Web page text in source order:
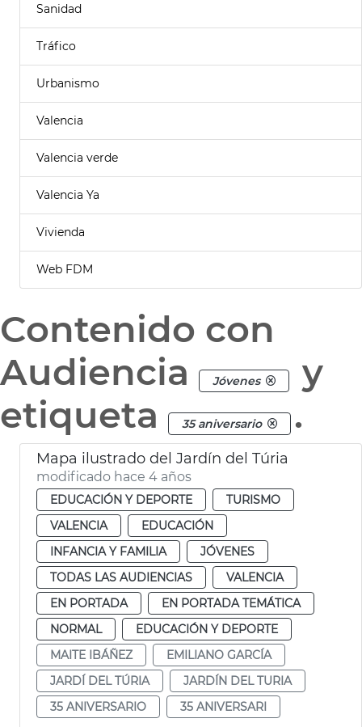
Sanidad
Tráfico
Urbanismo
Valencia
Valencia verde
Valencia Ya
Vivienda
Web FDM
Contenido con
Audiencia
Jóvenes
y
etiqueta
35 aniversario .
Mapa ilustrado del Jardín del Túria
modificado hace 4 años
EDUCACIÓN Y DEPORTE
TURISMO
VALENCIA
EDUCACIÓN
INFANCIA Y FAMILIA
JÓVENES
TODAS LAS AUDIENCIAS
VALENCIA
EN PORTADA
EN PORTADA TEMÁTICA
NORMAL
EDUCACIÓN Y DEPORTE
MAITE IBÁÑEZ
EMILIANO GARCÍA
JARDÍ DEL TÚRIA
JARDÍN DEL TURIA
35 ANIVERSARIO
35 ANIVERSARI